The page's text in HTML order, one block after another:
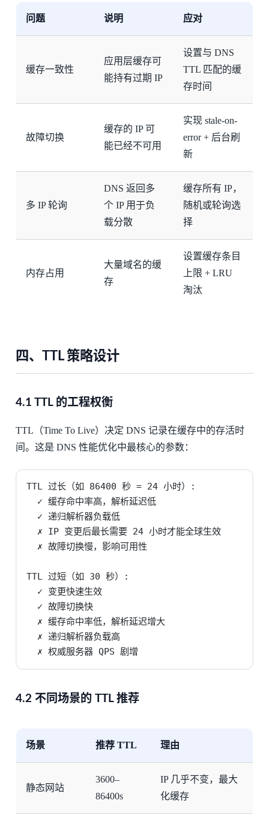
问题 说明 应对
缓存一致性
应用层缓存可
能持有过期 IP
设置与 DNS
TTL 匹配的缓
存时间
故障切换
缓存的 IP 可
能已经不可用
实现 stale-on-
error + 后台刷
新
多 IP 轮询
DNS 返回多
个 IP 用于负
载分散
缓存所有 IP，
随机或轮询选
择
内存占用
大量域名的缓
存
设置缓存条目
上限 + LRU
淘汰
四、TTL 策略设计
4.1 TTL 的工程权衡
TTL（Time To Live）决定 DNS 记录在缓存中的存活时
间。这是 DNS 性能优化中最核心的参数：
TTL 过长（如 86400 秒 = 24 小时）:
  ✓ 缓存命中率高，解析延迟低
  ✓ 递归解析器负载低
  ✗ IP 变更后最长需要 24 小时才能全球生效
  ✗ 故障切换慢，影响可用性
TTL 过短（如 30 秒）:
  ✓ 变更快速生效
  ✓ 故障切换快
  ✗ 缓存命中率低，解析延迟增大
  ✗ 递归解析器负载高
  ✗ 权威服务器 QPS 剧增
4.2 不同场景的 TTL 推荐
场景 推荐 TTL 理由
静态网站
3600–
86400s
IP 几乎不变，最大
化缓存